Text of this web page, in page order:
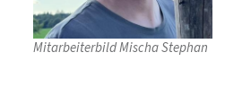
Mitarbeiterbild Mischa Stephan